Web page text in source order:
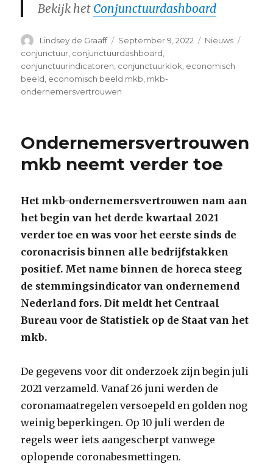
Bekijk het Conjunctuurdashboard
Author
Lindsey de Graaff
Posted
on
September 9, 2022 Categories
Nieuws
conjunctuur conjunctuurdashboard
conjunctuurindicatoren conjunctuurklok economisch
beeld economisch beeld mkb mkb-
ondernemersvertrouwen
Ondernemersvertrouwen
mkb neemt verder toe
Het mkb-ondernemersvertrouwen nam aan
het begin van het derde kwartaal 2021
verder toe en was voor het eerste sinds de
coronacrisis binnen alle bedrijfstakken
positief. Met name binnen de horeca steeg
de stemmingsindicator van ondernemend
Nederland fors. Dit meldt het Centraal
Bureau voor de Statistiek op de Staat van het
mkb.
De gegevens voor dit onderzoek zijn begin juli
2021 verzameld. Vanaf 26 juni werden de
coronamaatregelen versoepeld en golden nog
weinig beperkingen. Op 10 juli werden de
regels weer iets aangescherpt vanwege
oplopende coronabesmettingen.